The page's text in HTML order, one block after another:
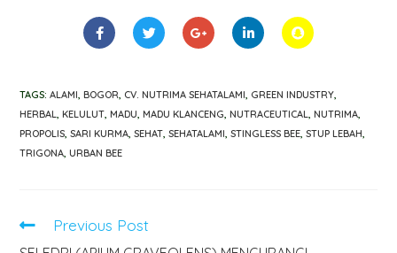
TAGS:ALAMI BOGOR CV. NUTRIMA SEHATALAMI GREEN INDUSTRY
HERBAL
KELULUT MADU MADU KLANCENG NUTRACEUTICAL NUTRIMA
PROPOLIS SARI KURMA SEHAT SEHATALAMI STINGLESS BEE STUP LEBAH
TRIGONA URBAN BEE
Previous Post